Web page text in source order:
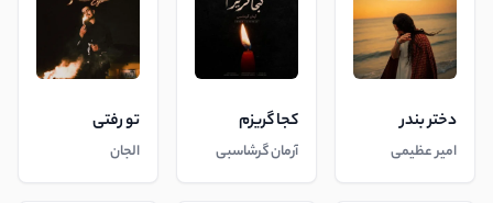
دختر بندر
امیر عظیمی
کجا گریزم
آرمان گرشاسبی
تو رفتی
الجان